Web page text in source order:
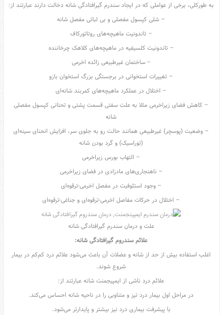
مدل
به طورکلی، برخی از عواملی که در ایجاد سندرم گیرافتادگی شانه دخالت دارند عبارتند از:
– شلی کپسول مفصلی و بی ثباتی مفصل شانه
– تاندونیت ماهیچه‌های روتاتورکاف
– تاندونیت کلسیفیه در ماهیچه‌های کلاهک چرخاننده
– ساختمان غیرطبیعی زائده اخرمی
– تغییرات استخوانی در برجستگی بزرگ استخوان بازو
– اختلال در عملکرد ماهیچه‌های کمربند شانه‌ای
– کاهش فضای زیراخرمی مثلا به علت سفتی قسمت پشتی و تحتانی کپسول مفصلی
شانه
– وضعیت (پوسچر) غیرطبیعی همانند حالت رو به جلوی سر، افزایش انحنای سینه‌ای
(توراسیک) و گرد بودن شانه
– التهاب بورس زیراخرمی
– ناهنجاری‌های مادزادی در فضای زیراخرمی
– وجود استئوفیت در مفصل اخرمی-ترقوه‌ای
– اختلال در حرکات مفاصل اخرمی-ترقوه‌ای و جناغی-ترقوه‌ای
علت و درمان سندرم گیرافتادگی شانه
علائم سندروم گیرافتادگی شانه:
اغلب استفاده بیش‌ از حد از شانه و عضلات آن باعث می‌شود علائم درد کم‌کم در بیمار
شروع شوند.
علائم درد ناشی از ایمپیجمنت شانه عبارتند از:
در مراحل اول بیمار درد تیز و متناوبی را در ناحیه شانه احساس می‌کند.
با پیشرفت بیماری درد نیز بیشتر و پایدارتر می‌شود.